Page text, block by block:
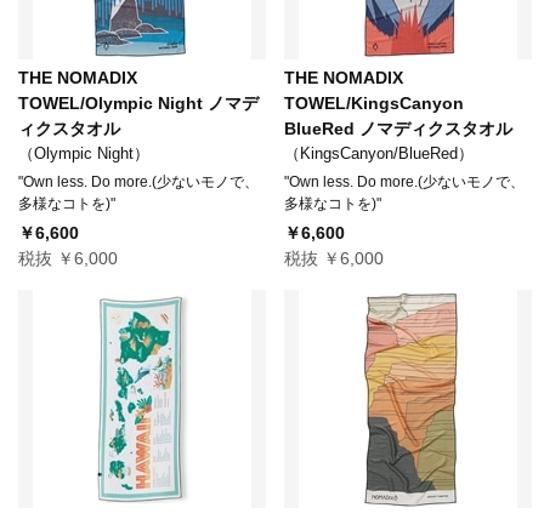
THE NOMADIX
TOWEL/Olympic Night ノマデ
ィクスタオル
（Olympic Night）
"Own less. Do more.(少ないモノで、
多様なコトを)"
￥6,600
税抜 ￥6,000
THE NOMADIX
TOWEL/KingsCanyon
BlueRed ノマディクスタオル
（KingsCanyon/BlueRed）
"Own less. Do more.(少ないモノで、
多様なコトを)"
￥6,600
税抜 ￥6,000